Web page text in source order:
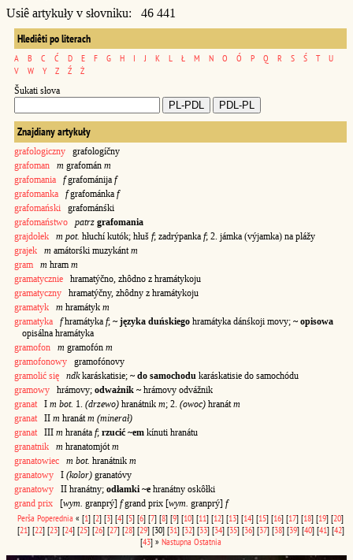
Usiê artykuły v słovniku: 46 441
Hlediêti po literach
A B C Ć D E F G H I J K L Ł M N O Ó P Q R S Ś T
U
V
W Y Z Ź Ż
Šukati słova
Znajdiany artykuły
grafologiczny grafologíčny
grafoman
m grafomán m
grafomania
fgrafománija f
grafomanka
fgrafománka f
grafomański grafománśki
grafomaństwo
patrz grafomania
grajdołek
m pot. hłuchí kutók; hłuš f; zadrýpanka f; 2. jámka (výjamka) na plážy
grajek
m amátorśki muzykánt m
gram
m hram m
gramatycznie hramatýčno, zhôdno z hramátykoju
gramatyczny hramatýčny, zhôdny z hramátykoju
gramatyk
m hramátyk m
gramatyka
fhramátyka f; ~ języka duńskiego hramátyka dánśkoji movy; ~ opisowa
opisálna hramátyka
gramofon
m gramofón m
gramofonowy gramofónovy
gramolić się
ndkkaráskatisie; ~ do samochodu karáskatisie do samochódu
gramowy hrámovy; odważnik ~ hrámovy odvážnik
granat I m bot. 1. (drzewo) hranátnik m; 2. (owoc) hranát m
granat II m hranát m (minerał)
granat III m hranáta f; rzucić ~em kínuti hranátu
granatnik
m hranatomjót m
granatowiec
m bot. hranátnik m
granatowy I (kolor) granatóvy
granatowy II hranátny; odłamki ~e hranátny oskôłki
grand prix [wym. granprý] fgrand prix [wym. granprý] f
Perša Poperednia « [1] [2] [3] [4] [5] [6] [7] [8] [9] [10] [11] [12] [13] [14] [15] [16] [17] [18] [19] [20]
[21] [22] [23] [24] [25] [26] [27] [28] [29] [30] [31] [32] [33] [34] [35] [36] [37] [38] [39] [40] [41] [42]
[43]» Nastupna Ostatnia